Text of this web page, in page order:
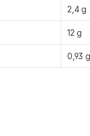
2,4 g
12 g
0,93 g